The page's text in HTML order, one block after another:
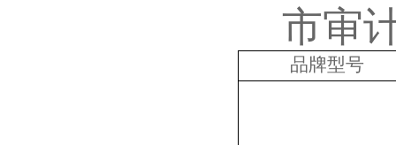
市审
品牌型号